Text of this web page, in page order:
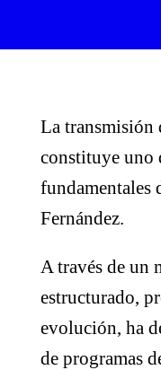
La transmisión
constituye uno
fundamentales
Fernández.
A través de un
estructurado,
evolución, ha
de programas